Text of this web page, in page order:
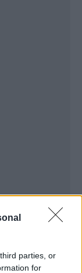
parties, or
for